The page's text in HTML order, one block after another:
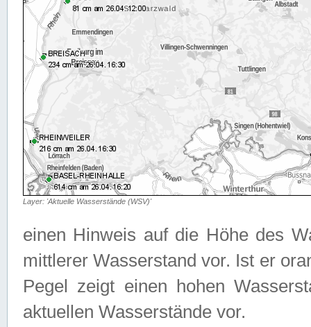
Layer: 'Aktuelle Wasserstände (WSV)'
einen Hinweis auf die Höhe des
mittlerer Wasserstand vor. Ist er
Pegel zeigt einen hohen
aktuellen Wasserstände vor.